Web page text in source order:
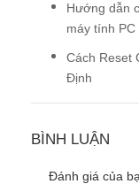
Hướng dẫn
máy tính PC
Cách Reset
Định
BÌNH LUẬN
Đánh giá của